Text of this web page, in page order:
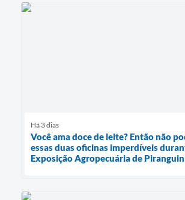
Há 3 dias
Você ama doce de leite? Então não
essas duas oficinas imperdíveis
Exposição Agropecuária de